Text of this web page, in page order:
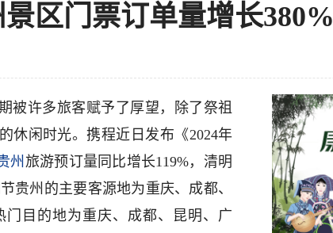
区门票订单量增长380%
被许多旅客赋予了厚望，除了祭祖
休闲时光。携程近日发布《2024年
州 旅游预订量同比增长119%，清明
贵州的主要客源地为重庆、成都、
目的地为重庆、成都、昆明、广